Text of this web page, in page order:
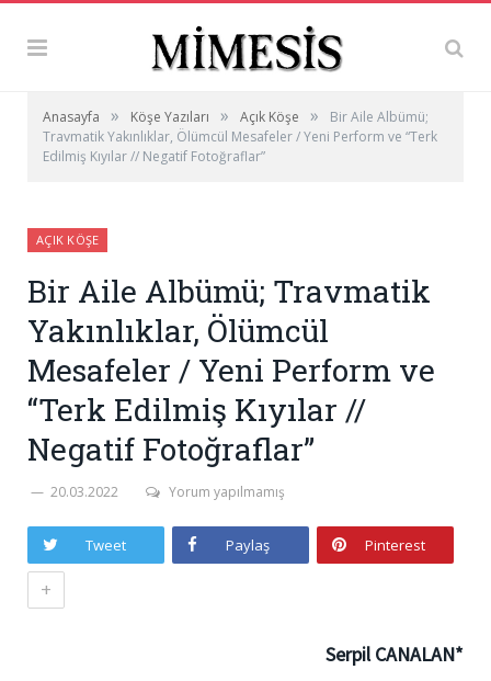
Anasayfa » Köşe Yazıları » Açık Köşe »
Bir Aile Albümü;
Travmatik Yakınlıklar, Ölümcül Mesafeler / Yeni Perform ve “Terk
Edilmiş Kıyılar // Negatif Fotoğraflar”
AÇIK KÖŞE
Bir Aile Albümü; Travmatik
Yakınlıklar, Ölümcül
Mesafeler / Yeni Perform ve
“Terk Edilmiş Kıyılar //
Negatif Fotoğraflar”
20.03.2022 Yorum yapılmamış
Tweet Paylaş Pinterest
+
Serpil CANALAN*